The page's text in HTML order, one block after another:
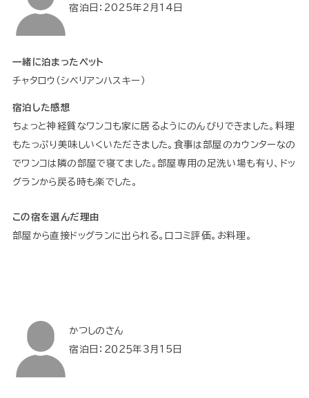
宿泊日：2025年2月14日
一緒に泊まったペット
チャタロウ（シベリアンハスキー）
宿泊した感想
ちょっと神経質なワンコも家に居るようにのんびりできました。料理
もたっぷり美味しいくいただきました。食事は部屋のカウンターなの
でワンコは隣の部屋で寝てました。部屋専用の足洗い場も有り、ドッ
グランから戻る時も楽でした。
この宿を選んだ理由
部屋から直接ドッグランに出られる。口コミ評価。お料理。
かつしのさん
宿泊日：２０２５年３月15日